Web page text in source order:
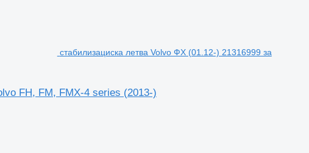
стабилизациска летва Volvo ФХ (01.12-) 21316999 за
FH, FM, FMX-4 series (2013-)